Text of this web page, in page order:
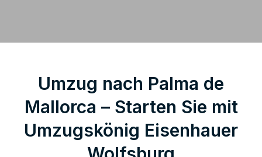
Umzug nach Palma de
Mallorca – Starten Sie mit
Umzugskönig Eisenhauer